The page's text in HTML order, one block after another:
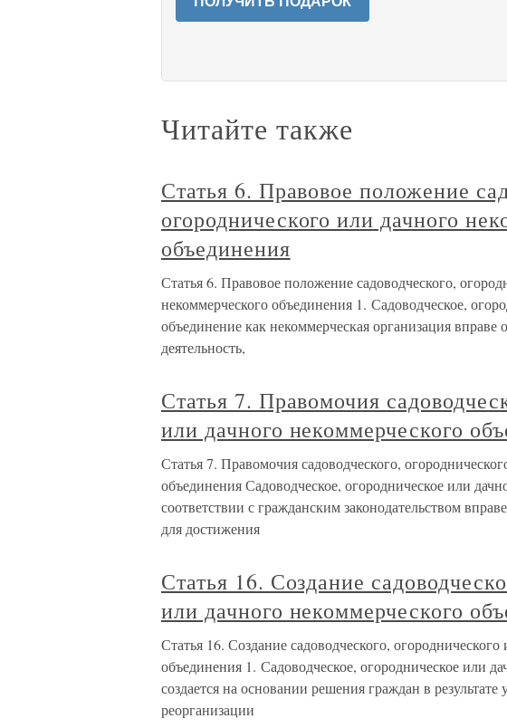
Читайте также
Статья 6. Правовое положение
огороднического или дачного
объединения
Статья 6. Правовое положение садоводческого,
некоммерческого объединения 1. Садоводческое,
объединение как некоммерческая организация
деятельность,
Статья 7. Правомочия
или дачного некоммерческого
Статья 7. Правомочия садоводческого,
объединения Садоводческое, огородническое или
соответствии с гражданским законодательством
для достижения
Статья 16. Создание
или дачного некоммерческого
Статья 16. Создание садоводческого,
объединения 1. Садоводческое, огородническое или
создается на основании решения граждан в результате
реорганизации